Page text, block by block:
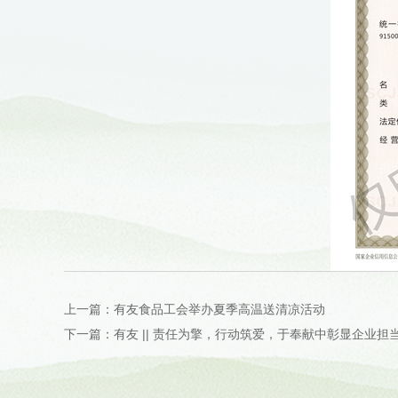
上一篇：有友食品工会举办夏季高温送清凉活动
下一篇：有友 || 责任为擎，行动筑爱，于奉献中彰显企业担